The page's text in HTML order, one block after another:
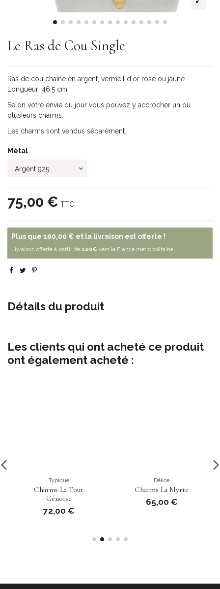
Le Ras de Cou Single
Ras de cou chaîne en argent, vermeil d'or rose ou jaune.
Longueur: 46.5 cm.
Selon votre envie du jour vous pouvez y accrocher un ou
plusieurs charms.
Les charms sont vendus séparément.
Métal
75,00 € TTC
Plus que 100,00 € et la livraison est offerte !
Livraison offerte à partir de 100€ vers la France métropolitaine.
Détails du produit
Les clients qui ont acheté ce produit
ont également acheté :
Typique
Charms La Tour
Génoise
72,00 €
Délice
Charms La Myrte
65,00 €